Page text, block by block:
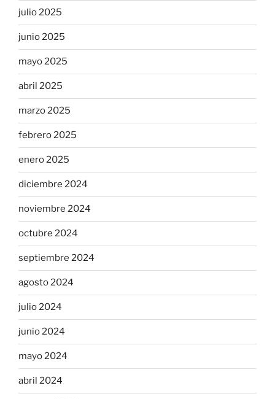
julio 2025
junio 2025
mayo 2025
abril 2025
marzo 2025
febrero 2025
enero 2025
diciembre 2024
noviembre 2024
octubre 2024
septiembre 2024
agosto 2024
julio 2024
junio 2024
mayo 2024
abril 2024